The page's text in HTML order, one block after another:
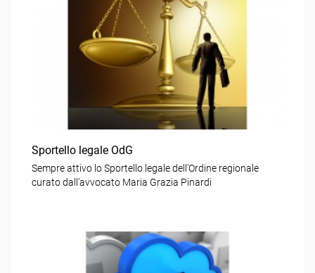
Sportello legale OdG
Sempre attivo lo Sportello legale dell’Ordine regionale
curato dall’avvocato Maria Grazia Pinardi